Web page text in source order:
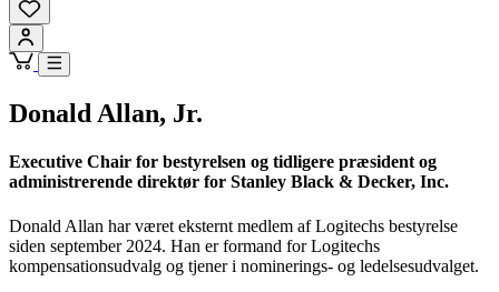
Donald Allan, Jr.
Executive Chair for bestyrelsen og tidligere præsident og
administrerende direktør for Stanley Black & Decker, Inc.
Donald Allan har været eksternt medlem af Logitechs bestyrelse
siden september 2024. Han er formand for Logitechs
kompensationsudvalg og tjener i nominerings- og ledelsesudvalget.